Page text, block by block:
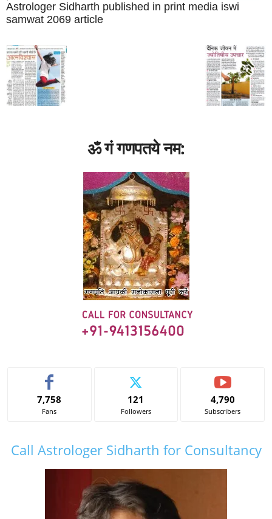
Astrologer Sidharth published in print media iswi
samwat 2069 article
ॐ गं गणपतये नम:
7,758
Fans
121
Followers
4,790
Subscribers
Call Astrologer Sidharth for Consultancy